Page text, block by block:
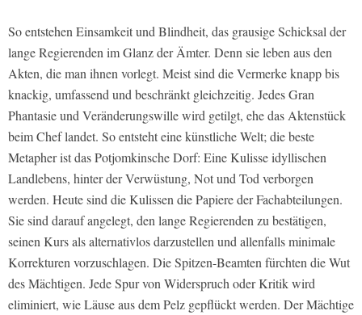
So entstehen Einsamkeit und Blindheit, das grausige Schicksal der
lange Regierenden im Glanz der Ämter. Denn sie leben aus den
Akten, die man ihnen vorlegt. Meist sind die Vermerke knapp bis
knackig, umfassend und beschränkt gleichzeitig. Jedes Gran
Phantasie und Veränderungswille wird getilgt, ehe das Aktenstück
beim Chef landet. So entsteht eine künstliche Welt; die beste
Metapher ist dasPotjomkinscheDorf: Eine Kulisse idyllischen
Landlebens, hinter der Verwüstung, Not und Tod verborgen
werden. Heute sind die Kulissen die Papiere der Fachabteilungen.
Sie sind darauf angelegt, den lange Regierenden zu bestätigen,
seinen Kurs als alternativlos darzustellen und allenfalls minimale
Korrekturen vorzuschlagen. Die Spitzen-Beamten fürchten die Wut
des Mächtigen. Jede Spur von Widerspruch oder Kritik wird
eliminiert, wie Läuse aus dem Pelz gepflückt werden. Der Mächtige